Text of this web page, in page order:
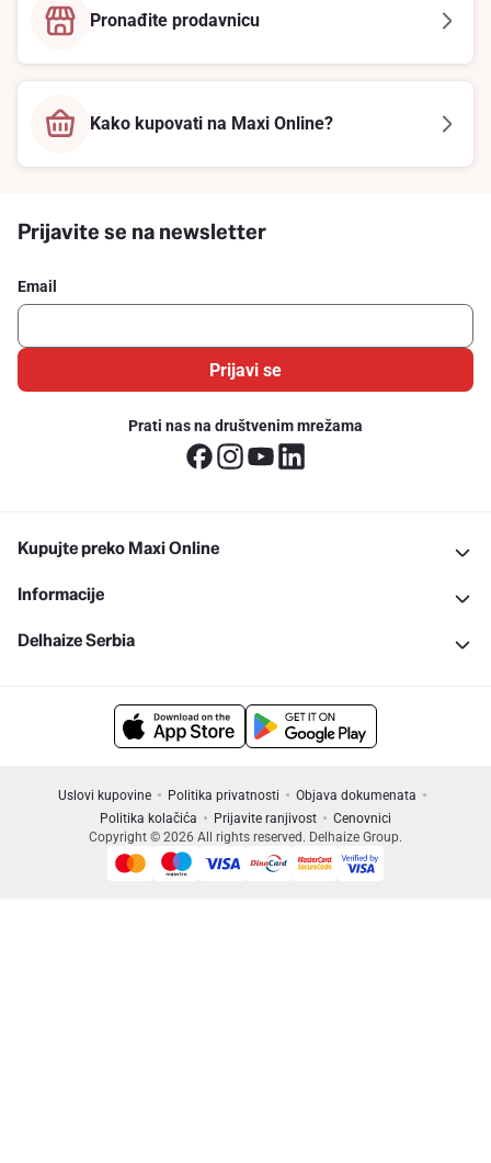
Pronađite prodavnicu
Kako kupovati na Maxi Online?
Prijavite se na newsletter
Email
Prijavi se
Prati nas na društvenim mrežama
Kupujte preko Maxi Online
Informacije
Delhaize Serbia
Uslovi kupovine Politika privatnosti
Objava dokumenata
Politika kolačića
Prijavite ranjivost
Cenovnici
Copyright © 2026 All rights reserved. Delhaize Group.